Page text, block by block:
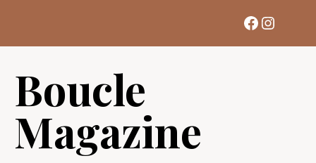
contenu
Facebook
Boucle
Magazine